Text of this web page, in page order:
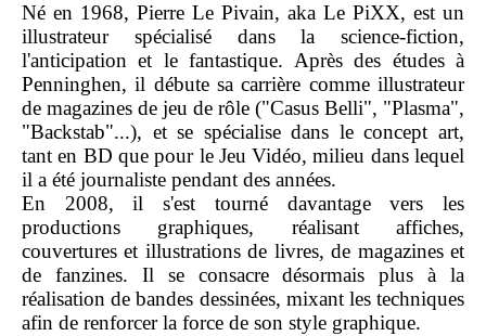
Né en 1968, Pierre Le Pivain, aka Le PiXX, est un
illustrateur spécialisé dans la science-fiction,
l'anticipation et le fantastique. Après des études à
Penninghen, il débute sa carrière comme illustrateur
de magazines de jeu de rôle ("Casus Belli", "Plasma",
"Backstab"...), et se spécialise dans le concept art,
tant en BD que pour le Jeu Vidéo, milieu dans lequel
il a été journaliste pendant des années.
En 2008, il s'est tourné davantage vers les
productions graphiques, réalisant affiches,
couvertures et illustrations de livres, de magazines et
de fanzines. Il se consacre désormais plus à la
réalisation de bandes dessinées, mixant les techniques
afin de renforcer la force de son style graphique.